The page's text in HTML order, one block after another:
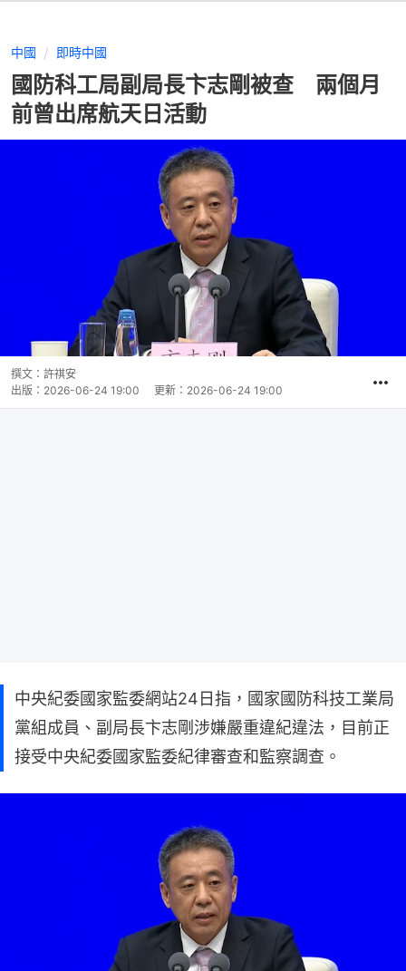
中國 即時中國
國防科工局副局長卞志剛被查 兩個月
前曾出席航天日活動
撰文： 許祺安
出版： 2026-06-24 19:00 更新： 2026-06-24 19:00
中央紀委國家監委網站24日指，國家國防科技工業局
黨組成員、副局長卞志剛涉嫌嚴重違紀違法，目前正
接受中央紀委國家監委紀律審查和監察調查。